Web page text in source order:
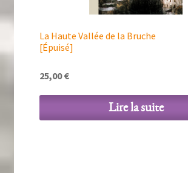
La Haute Vallée de la Bruche
[Épuisé]
25,00€
Lire la suite